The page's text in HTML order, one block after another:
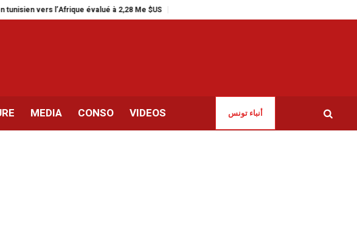
l’Afrique évalué à 2,28 Me $US Trafic de migrants | Un rapport européen pointe la Tunisie et la
MEDIA CONSO VIDEOS أنباء تونس